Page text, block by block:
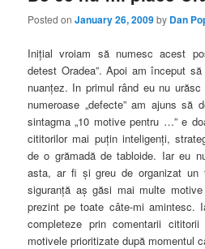
Posted onJanuary 26, 2009by Dan
Iniţial vroiam să numesc acest
detest Oradea”. Apoi am început
nuanţez. In primul rând eu nu
numeroase „defecte” am ajuns să
sintagma „10 motive pentru …” e
cititorilor mai puţin inteligenţi,
de o grămadă de tabloide. Iar eu
asta, ar fi şi greu de organizat
siguranţă aş găsi mai multe
prezint pe toate câte-mi amintesc.
completeze prin comentarii
motivele prioritizate după momentul